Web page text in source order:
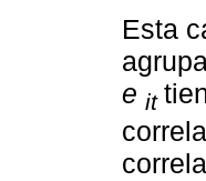
Esta
e it